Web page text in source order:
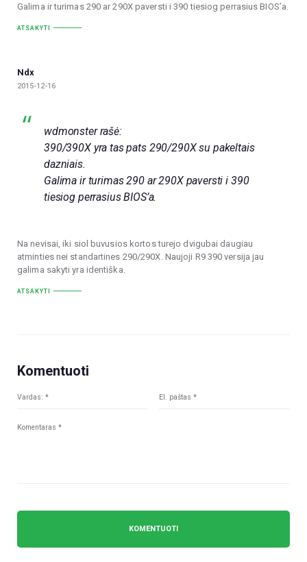
Galima ir turimas 290 ar 290X paversti i 390 tiesiog perrasius BIOS’a.
ATSAKYTI
Ndx
2015-12-16
wdmonster rašė:
390/390X yra tas pats 290/290X su pakeltais
dazniais.
Galima ir turimas 290 ar 290X paversti i 390
tiesiog perrasius BIOS’a.
Na nevisai, iki siol buvusios kortos turejo dvigubai daugiau
atminties nei standartines 290/290X. Naujoji R9 390 versija jau
galima sakyti yra identiška.
ATSAKYTI
Komentuoti